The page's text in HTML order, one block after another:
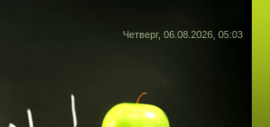
Четверг, 06.08.2026, 05:03